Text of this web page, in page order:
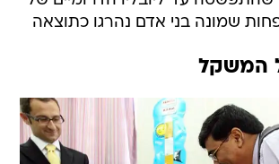
שמונה בני אדם נהרגו כתוצאה
המשקל